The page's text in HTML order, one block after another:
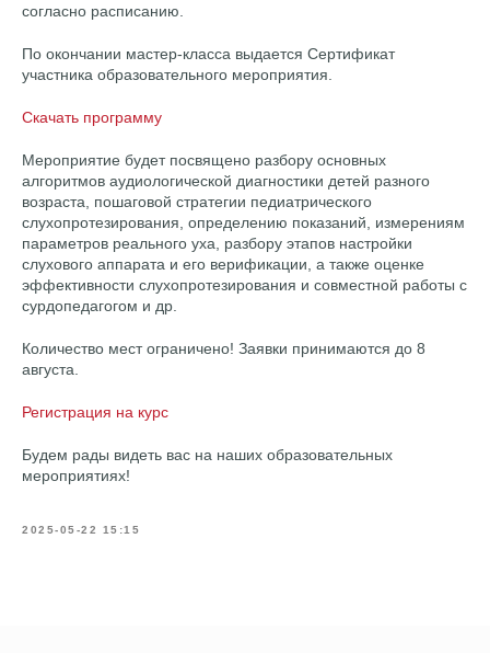
согласно расписанию.
По окончании мастер-класса выдается Сертификат
участника образовательного мероприятия.
Скачать программу
Мероприятие будет посвящено разбору основных
алгоритмов аудиологической диагностики детей разного
возраста, пошаговой стратегии педиатрического
слухопротезирования, определению показаний, измерениям
параметров реального уха, разбору этапов настройки
слухового аппарата и его верификации, а также оценке
эффективности слухопротезирования и совместной работы с
сурдопедагогом и др.
Количество мест ограничено! Заявки принимаются до 8
августа.
Регистрация на курс
Будем рады видеть вас на наших образовательных
мероприятиях!
2025-05-22 15:15